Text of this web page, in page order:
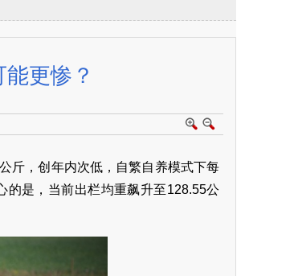
更惨？
斤，创年内次低，自繁自养模式下每
的是，当前出栏均重飙升至128.55公